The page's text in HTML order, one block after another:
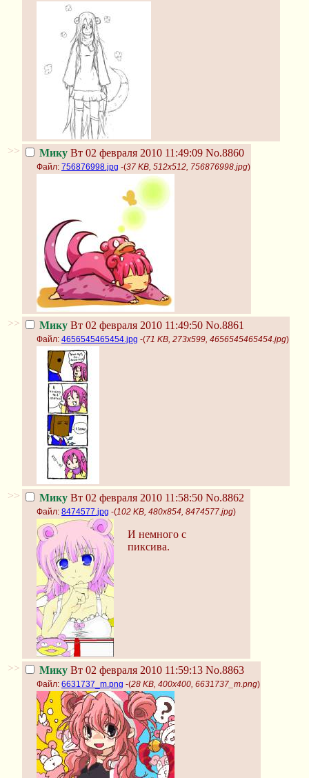
>> Мику Вт 02 февраля 2010 11:49:09 No.8860
Файл: 756876998.jpg -(37 KB, 512x512, 756876998.jpg)
>> Мику Вт 02 февраля 2010 11:49:50 No.8861
Файл: 4656545465454.jpg -(71 KB, 273x599, 4656545465454.jpg)
>> Мику Вт 02 февраля 2010 11:58:50 No.8862
Файл: 8474577.jpg -(102 KB, 480x854, 8474577.jpg)
И немного с
пиксива.
>> Мику Вт 02 февраля 2010 11:59:13 No.8863
Файл: 6631737_m.png -(28 KB, 400x400, 6631737_m.png)